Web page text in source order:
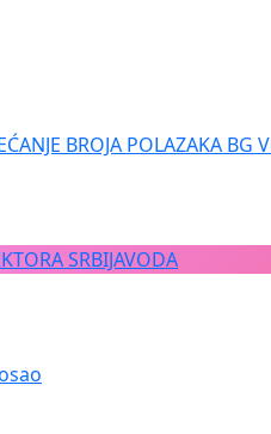
BROJA POLAZAKA BG
SRBIJAVODA